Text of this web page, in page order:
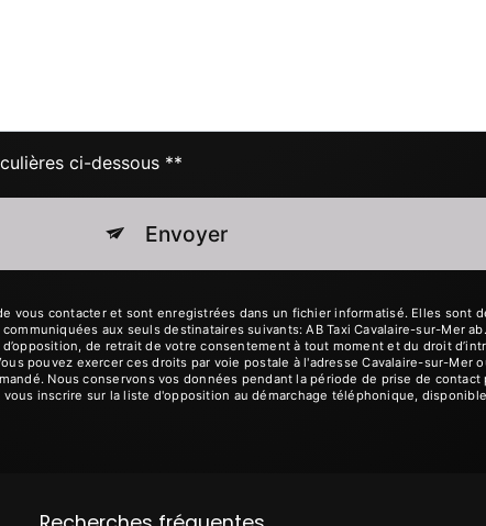
ci-dessous **
Envoyer
contacter et sont enregistrées dans un fichier informatisé. Elles sont
aux seuls destinataires suivants: AB Taxi Cavalaire-sur-Mer
de retrait de votre consentement à tout moment et du droit
pouvez exercer ces droits par voie postale à l'adresse Cavalaire-sur-Mer
Nous conservons vos données pendant la période de prise de
inscrire sur la liste d'opposition au démarchage téléphonique,